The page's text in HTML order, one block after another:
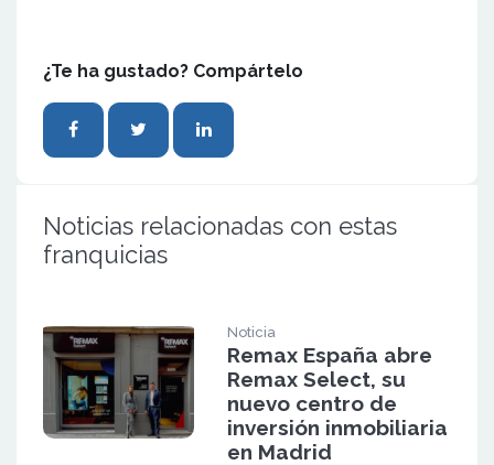
¿Te ha gustado? Compártelo
Noticias relacionadas con estas
franquicias
Noticia
Remax España abre
Remax Select, su
nuevo centro de
inversión inmobiliaria
en Madrid